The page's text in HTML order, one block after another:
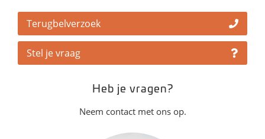
Terugbelverzoek
Stel je vraag
Heb je vragen?
Neem contact met ons op.